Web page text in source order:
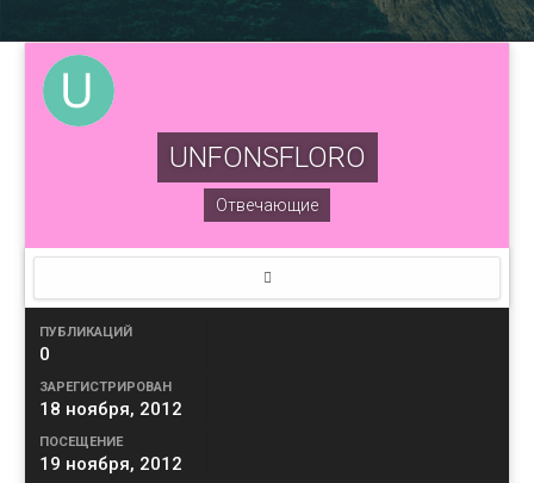
UNFONSFLORO
Отвечающие
ПУБЛИКАЦИЙ
0
ЗАРЕГИСТРИРОВАН
18 ноября, 2012
ПОСЕЩЕНИЕ
19 ноября, 2012